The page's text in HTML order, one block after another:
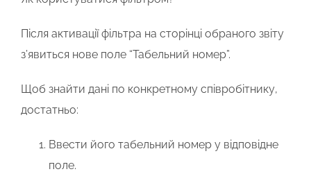
Після активації фільтра на сторінці обраного звіту
з’явиться нове поле “Табельний номер”.
Щоб знайти дані по конкретному співробітнику,
достатньо:
Ввести його табельний номер у відповідне
поле.